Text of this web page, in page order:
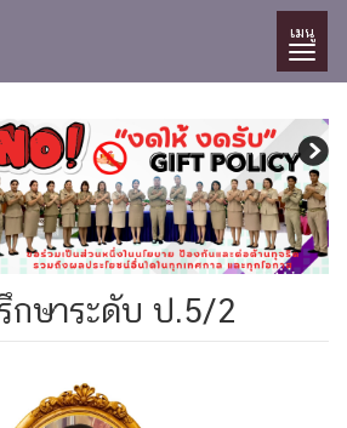
เมนู
กษาระดับ ป.5/2